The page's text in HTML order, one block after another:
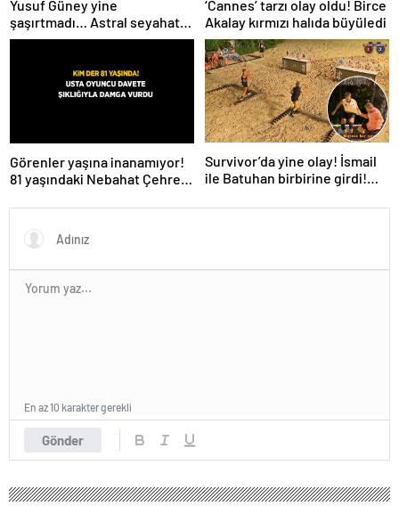
Yusuf Güney yine
şaşırtmadı… Astral seyahat
ve uzaylılardan sonra şimdi
‘Cannes’ tarzı olay oldu! Birce
Akalay kırmızı halıda büyüledi
Görenler yaşına inanamıyor!
81 yaşındaki Nebahat Çehre
Survivor’da yine olay! İsmail
ile Batuhan birbirine girdi!
Gönder
En az 10 karakter gerekli